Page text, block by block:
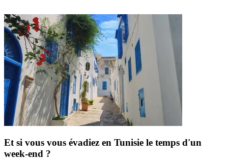
Et si vous vous évadiez en Tunisie le temps d'un
week-end ?